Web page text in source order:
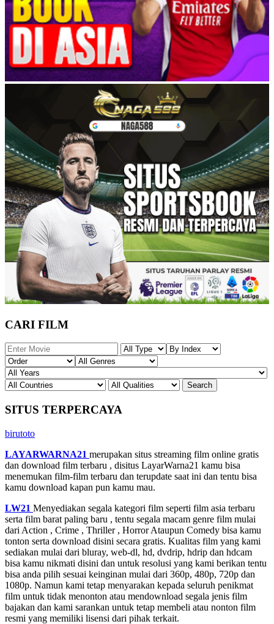
CARI FILM
SITUS TERPERCAYA
birutoto
LAYARWARNA21 merupakan situs streaming film online gratis
dan download film terbaru , disitus LayarWarna21 kamu bisa
menemukan film-film terbaru dan terupdate saat ini dan tentu bisa
kamu download kapan pun kamu mau.
LW21 Menyediakan segala kategori film seperti film asia terbaru
serta film barat paling baru , tentu segala macam genre film mulai
dari Action , Crime , Thriller , Horror Ataupun Comedy bisa kamu
tonton serta download disini secara gratis. Kualitas film yang kami
sediakan mulai dari bluray, web-dl, hd, dvdrip, hdrip dan hdcam
bisa kamu nikmati disini dan untuk resolusi yang kami berikan tentu
bisa anda pilih sesuai keinginan mulai dari 360p, 480p, 720p dan
1080p. Namun kami tetap menyarakan kepada seluruh penikmat
film untuk tidak menonton atau mendownload segala jenis film
bajakan dan kami sarankan untuk tetap membeli atau nonton film
resmi yang memiliki lisensi dari pihak terkait.